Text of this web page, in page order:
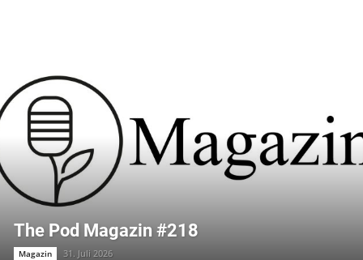
The Pod Magazin #218
Magazin 31. Juli 2026